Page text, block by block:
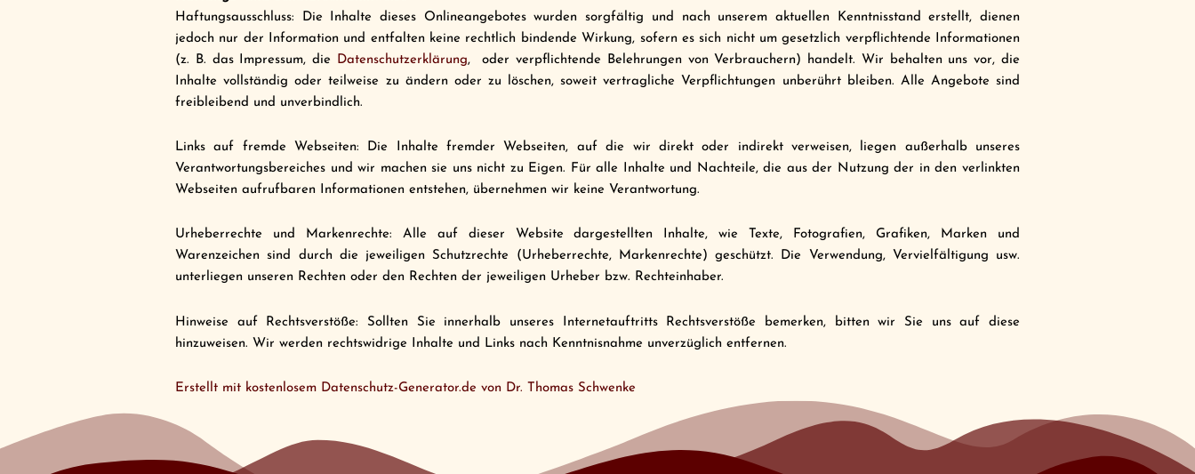
Haftungsausschluss: Die Inhalte dieses Onlineangebotes wurden sorgfältig und nach unserem aktuellen Kenntnisstand erstellt, dienen
jedoch nur der Information und entfalten keine rechtlich bindende Wirkung, sofern es sich nicht um gesetzlich verpflichtende Informationen
(z. B. das Impressum, die
Datenschutzerklärung, oder verpflichtende Belehrungen von Verbrauchern) handelt. Wir behalten uns vor, die
Inhalte vollständig oder teilweise zu ändern oder zu löschen, soweit vertragliche Verpflichtungen unberührt bleiben. Alle Angebote sind
freibleibend und unverbindlich.
Links auf fremde Webseiten: Die Inhalte fremder Webseiten, auf die wir direkt oder indirekt verweisen, liegen außerhalb unseres
Verantwortungsbereiches und wir machen sie uns nicht zu Eigen. Für alle Inhalte und Nachteile, die aus der Nutzung der in den verlinkten
Webseiten aufrufbaren Informationen entstehen, übernehmen wir keine Verantwortung.
Urheberrechte und Markenrechte: Alle auf dieser Website dargestellten Inhalte, wie Texte, Fotografien, Grafiken, Marken und
Warenzeichen sind durch die jeweiligen Schutzrechte (Urheberrechte, Markenrechte) geschützt. Die Verwendung, Vervielfältigung usw.
unterliegen unseren Rechten oder den Rechten der jeweiligen Urheber bzw. Rechteinhaber.
Hinweise auf Rechtsverstöße: Sollten Sie innerhalb unseres Internetauftritts Rechtsverstöße bemerken, bitten wir Sie uns auf diese
hinzuweisen. Wir werden rechtswidrige Inhalte und Links nach Kenntnisnahme unverzüglich entfernen.
Erstellt mit kostenlosem Datenschutz-Generator.de von Dr. Thomas Schwenke